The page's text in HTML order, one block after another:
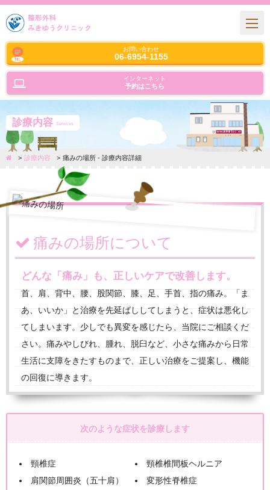
お問い合わせ
06-6954-1155
インターネット
予約はこちら
診療内容 Services
診療内容 痛みの場所 - 診療内容詳細
痛みの場所について
どんな「痛み」も、正しいケアで改善します。
首、肩、背中、腰、股関節、膝、足、手首、指の痛み。「ま
あ、いいか」と治療を先延ばししてしまうと、症状は悪化し
てしまいます。少しでも異変を感じたら、当院にご相談くだ
さい。痛みやしびれ、腫れ、脱臼など、小さな痛みから日常
生活に支障をきたすものまで、正しい治療をご提案し、機能
の回復に導きます。
次のような症状を診療します
頸椎症
頸椎椎間板ヘルニア
肩関節周囲炎（五十肩）
変形性脊椎症